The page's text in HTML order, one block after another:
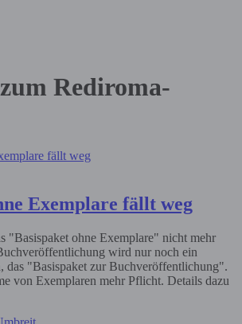
Rediroma-
Exemplare fällt weg
"Basispaket ohne Exemplare" nicht mehr
wird nur noch ein
das "Basispaket zur Buchveröffentlichung".
von Exemplaren mehr Pflicht. Details dazu